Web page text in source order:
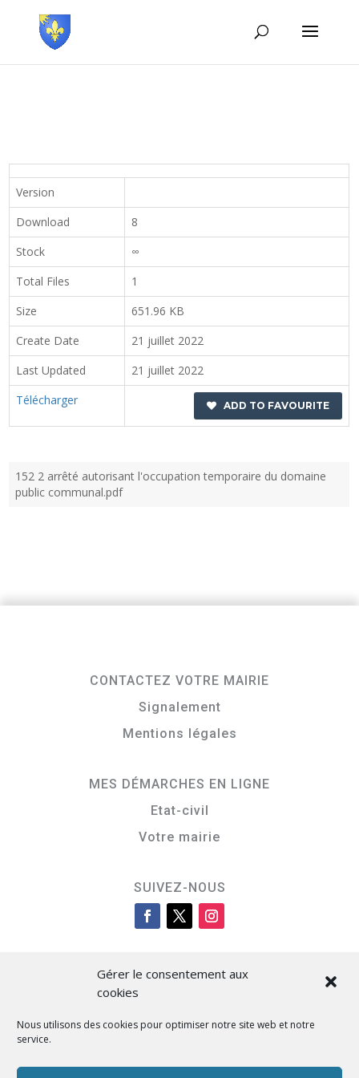
Gérer le consentement aux
cookies
Nous utilisons des cookies pour optimiser notre site web et notre
service.
Version
Download
8
Stock
∞
Total Files
1
Size
651.96 KB
Create Date
21 juillet 2022
Last Updated
21 juillet 2022
Télécharger
ADD TO FAVOURITE
152 2 arrêté autorisant l'occupation temporaire du domaine
public communal.pdf
CONTACTEZ VOTRE MAIRIE
Signalement
Mentions légales
MES DÉMARCHES EN LIGNE
Etat-civil
Votre mairie
SUIVEZ-NOUS
Cità di L’Isula